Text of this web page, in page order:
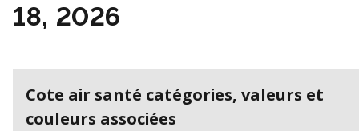
18, 2026
Cote air santé catégories, valeurs et
couleurs associées